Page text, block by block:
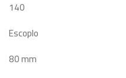
140
Escoplo
80 mm